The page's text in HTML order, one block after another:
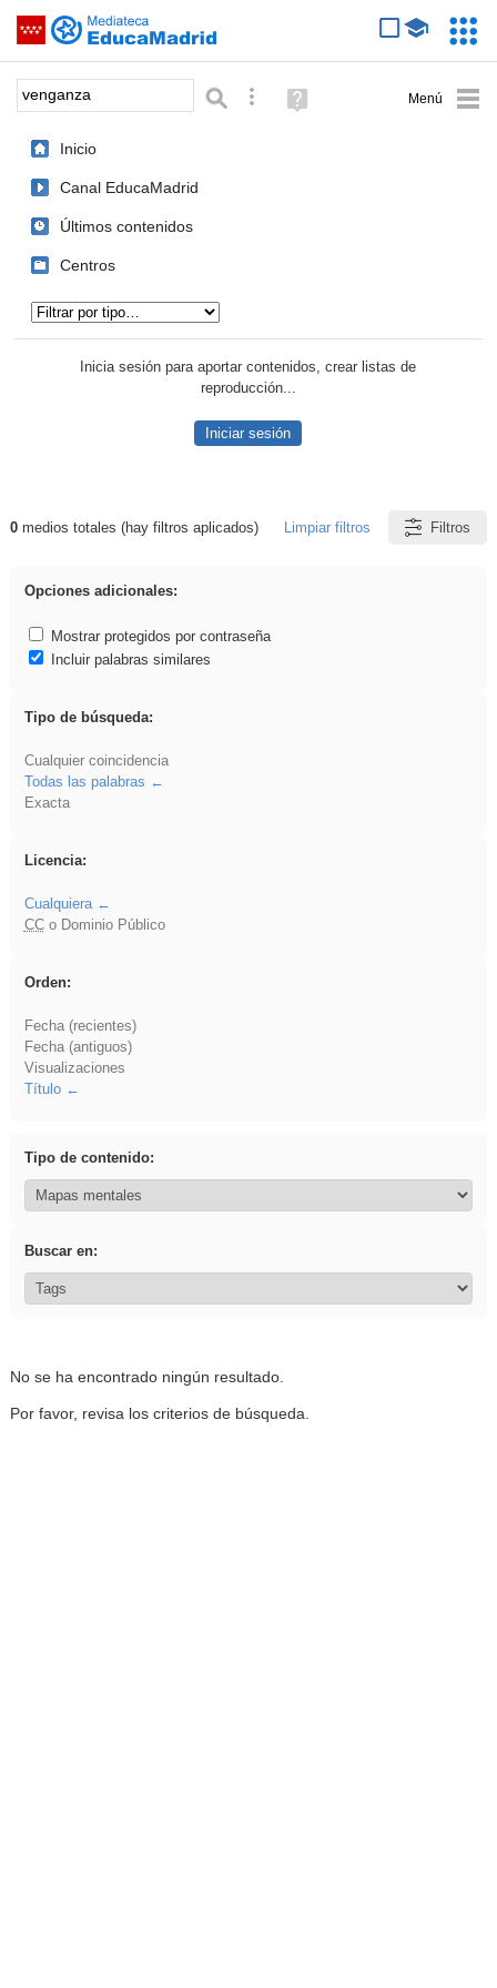
Saltar navegación
Palabra o frase: Búsqueda avanzada
Ayuda
(en
Inicio
Canal EducaMadrid
Últimos contenidos
Centros
Inicia sesión para aportar contenidos, crear listas de
reproducción...
Iniciar sesión
Resultados de: venganza
0medios totales (hay filtros aplicados) Limpiar filtros Filtros
Opciones adicionales:
Mostrar protegidos por contraseña
Incluir palabras similares
Tipo de búsqueda:
Cualquier coincidencia
Todas las palabras
Exacta
Licencia:
Cualquiera
CCo Dominio Público
Orden:
Fecha (recientes)
Fecha (antiguos)
Visualizaciones
Título
Tipo de contenido:
Buscar en:
No se ha encontrado ningún resultado.
Por favor, revisa los criterios de búsqueda.